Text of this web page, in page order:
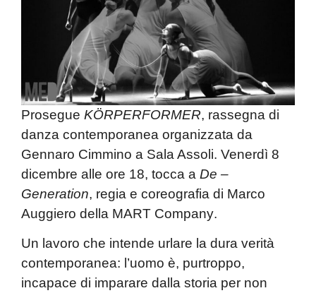
Prosegue KÖRPERFORMER, rassegna di
danza contemporanea organizzata da
Gennaro Cimmino a Sala Assoli. Venerdì 8
dicembre alle ore 18, tocca a De –
Generation, regia e coreografia di Marco
Auggiero della MART Company.
Un lavoro che intende urlare la dura verità
contemporanea: l’uomo è, purtroppo,
incapace di imparare dalla storia per non